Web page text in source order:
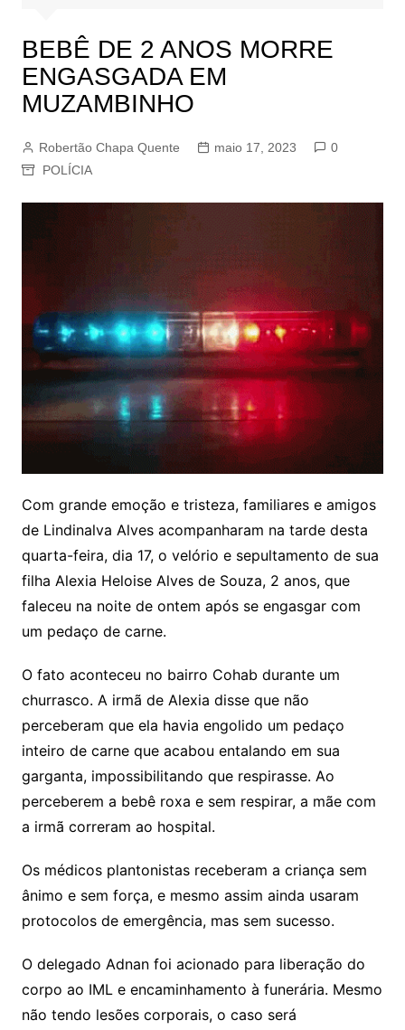
BEBÊ DE 2 ANOS MORRE
ENGASGADA EM
MUZAMBINHO
Robertão Chapa Quente maio 17, 2023
0
POLÍCIA
Com grande emoção e tristeza, familiares e amigos
de Lindinalva Alves acompanharam na tarde desta
quarta-feira, dia 17, o velório e sepultamento de sua
filha Alexia Heloise Alves de Souza, 2 anos, que
faleceu na noite de ontem após se engasgar com
um pedaço de carne.
O fato aconteceu no bairro Cohab durante um
churrasco. A irmã de Alexia disse que não
perceberam que ela havia engolido um pedaço
inteiro de carne que acabou entalando em sua
garganta, impossibilitando que respirasse. Ao
perceberem a bebê roxa e sem respirar, a mãe com
a irmã correram ao hospital.
Os médicos plantonistas receberam a criança sem
ânimo e sem força, e mesmo assim ainda usaram
protocolos de emergência, mas sem sucesso.
O delegado Adnan foi acionado para liberação do
corpo ao IML e encaminhamento à funerária. Mesmo
não tendo lesões corporais, o caso será